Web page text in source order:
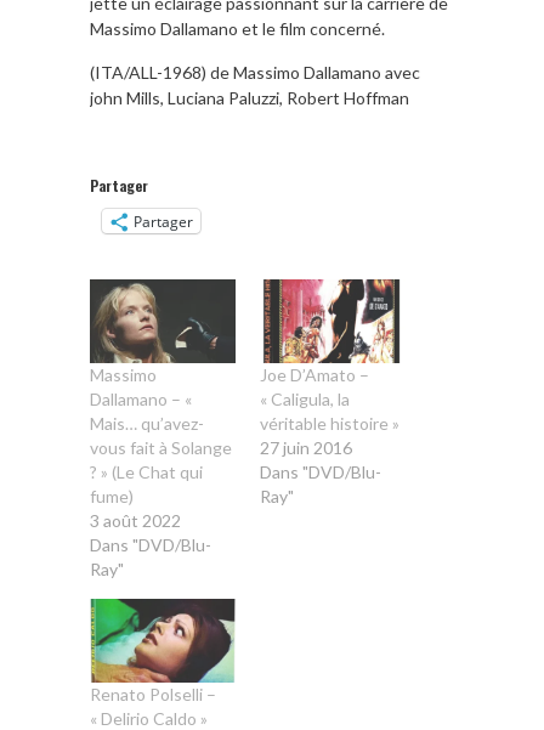
Massimo Dallamano et le film concerné.
(ITA/ALL-1968) de Massimo Dallamano avec
john Mills, Luciana Paluzzi, Robert Hoffman
Partager
Partager
Massimo
Dallamano – «
Mais… qu’avez-
vous fait à Solange
? » (Le Chat qui
fume)
3 août 2022
Dans "DVD/Blu-
Ray"
Joe D’Amato –
« Caligula, la
véritable histoire »
27 juin 2016
Dans "DVD/Blu-
Ray"
Renato Polselli –
« Delirio Caldo »